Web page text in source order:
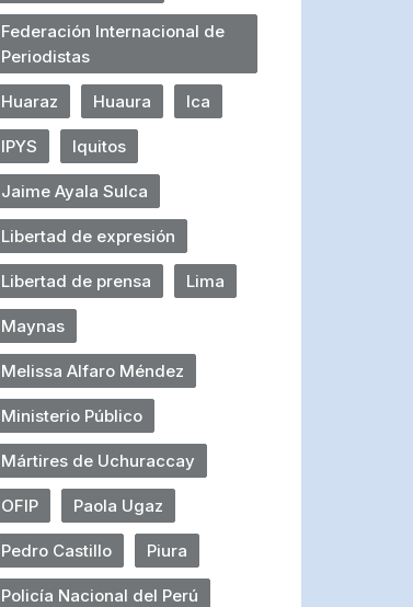
Federación Internacional de
Periodistas
Huaraz Huaura Ica
IPYS Iquitos
Jaime Ayala Sulca
Libertad de expresión
Libertad de prensa Lima
Maynas
Melissa Alfaro Méndez
Ministerio Público
Mártires de Uchuraccay
OFIP Paola Ugaz
Pedro Castillo Piura
Policía Nacional del Perú